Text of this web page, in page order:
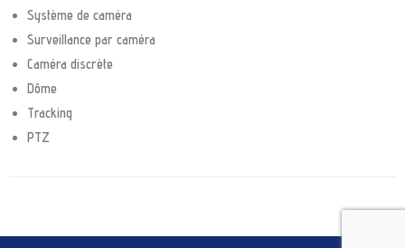
Système de caméra
Surveillance par caméra
Caméra discrète
Dôme
Tracking
PTZ